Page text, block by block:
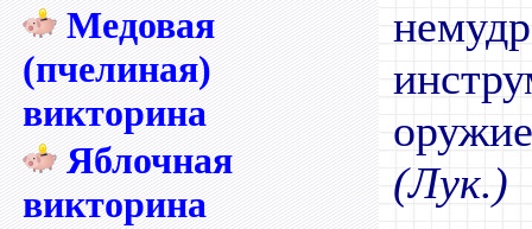
Медовая
(пчелиная)
викторина
Яблочная
викторина
(Лук.)